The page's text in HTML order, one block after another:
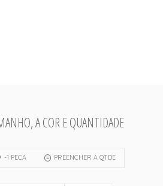
A COR E QUANTIDADE
-1 PEÇA PREENCHER A QTDE